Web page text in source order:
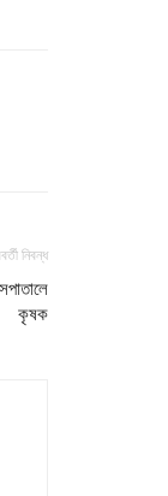
নিবন্ধ
কৃষক